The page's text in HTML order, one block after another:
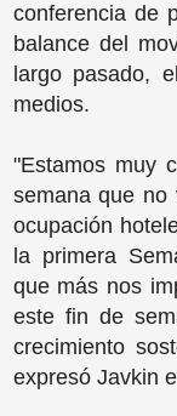
conferencia de
balance del
largo pasado,
medios.
"Estamos muy
semana que
ocupación
la primera
que más nos
este fin de
crecimiento
expresó Javkin